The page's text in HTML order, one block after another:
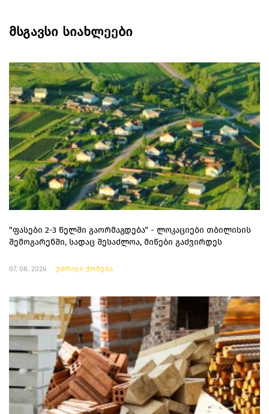
მსგავსი სიახლეები
"ფასები 2-3 წელში გაორმაგდება“ - ლოკაციები თბილისის
შემოგარენში, სადაც შესაძლოა, მიწები გაძვირდეს
07. 08. 2026 უძრავი ქონება